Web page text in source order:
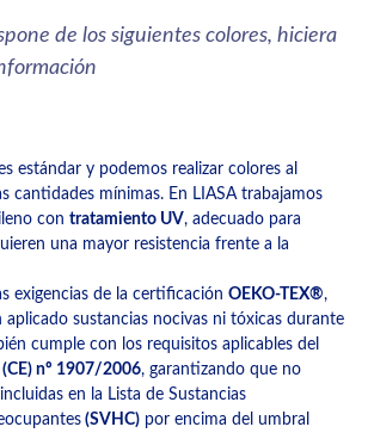
de los siguientes colores, hiciera
estándar y podemos realizar colores al
cantidades mínimas. En LIASA trabajamos
con tratamiento UV, adecuado para
una mayor resistencia frente a la
exigencias de la certificación OEKO-TEX®,
aplicado sustancias nocivas ni tóxicas durante
cumple con los requisitos aplicables del
(CE) nº 1907/2006, garantizando que no
en la Lista de Sustancias
(SVHC) por encima del umbral